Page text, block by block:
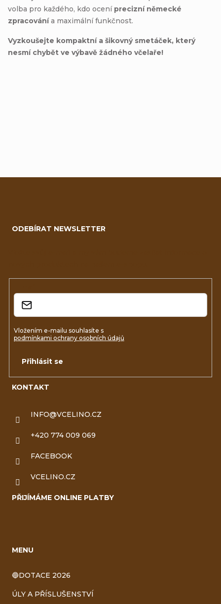
volba pro každého, kdo ocení precizní německé
zpracovánía maximální funkčnost.
Vyzkoušejte kompaktní a šikovný smetáček, který
nesmí chybět ve výbavě žádného včelaře!
KONTAKT
INFO@VCELINO.CZ
+420 774 009 069
FACEBOOK
VCELINO.CZ
PŘIJÍMÁME ONLINE PLATBY
MENU
🔵DOTACE 2026
ÚLY A PŘÍSLUŠENSTVÍ
ODEBÍRAT NEWSLETTER
Vložením e-mailu souhlasíte s
podmínkami ochrany osobních údajů
Přihlásit se